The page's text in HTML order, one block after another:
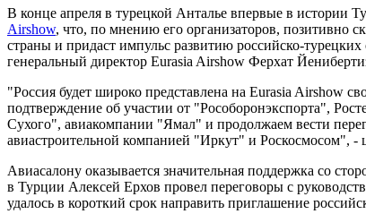
В конце апреля в турецкой Анталье впервые в истории
Airshow, что, по мнению его организаторов, позитивно
страны и придаст импульс развитию российско-
генеральный директор Eurasia Airshow Ферхат
"Россия будет широко представлена на Eurasia Airshow
подтверждение об участии от "Рособоронэкспорта",
Сухого", авиакомпании "Ямал" и продолжаем вести
авиастроительной компанией "Иркут" и Роскосмосом", -
Авиасалону оказывается значительная поддержка со
в Турции Алексей Ерхов провел переговоры с
удалось в короткий срок направить приглашение